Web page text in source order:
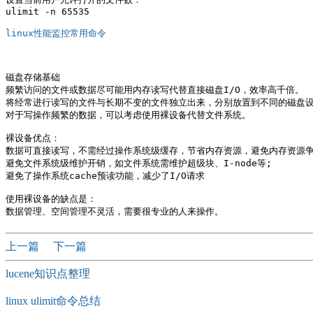
ulimit -n 65535
linux性能监控常用命令
磁盘存储基础
频繁访问的文件或数据尽可能用内存读写代替直接磁盘I/O，效率高千倍。
将经常进行读写的文件与长期不变的文件独立出来，分别放置到不同的磁盘设
对于写操作频繁的数据，可以考虑使用裸设备代替文件系统。
裸设备优点：
数据可直接读写，不需经过操作系统级缓存，节省内存资源，避免内存资源
避免文件系统级维护开销，如文件系统需维护超级块、I-node等;
避免了操作系统cache预读功能，减少了I/O请求
使用裸设备的缺点是：
上一篇 下一篇
lucene知识点整理
linux ulimit命令总结